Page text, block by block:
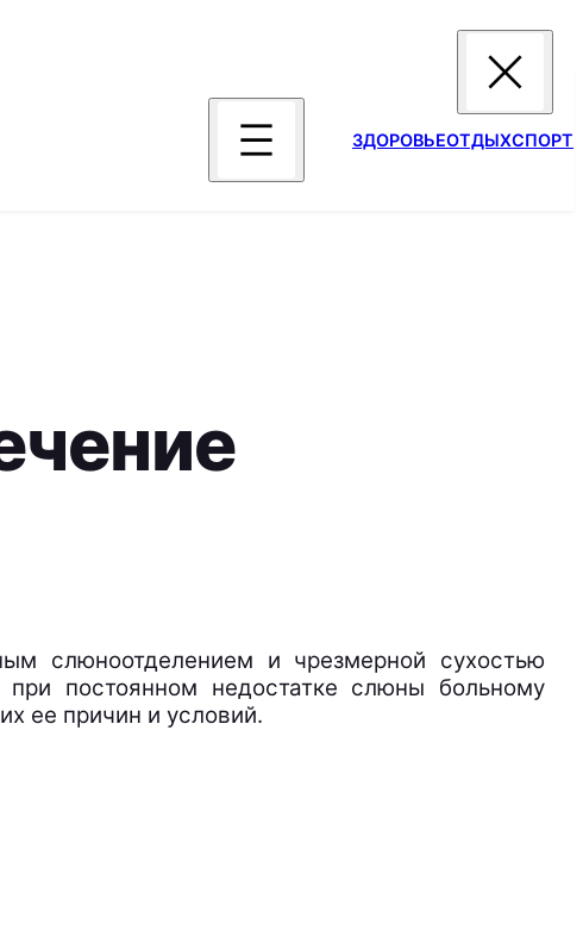
ЗДОРОВЬЕОТДЫХСПОРТ
слюноотделением и чрезмерной сухостью
постоянном недостатке слюны больному
ее причин и условий.